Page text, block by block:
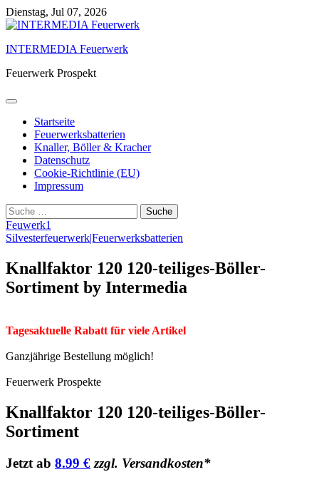
Skip
to
Dienstag, Jul 07, 2026
INTERMEDIA Feuerwerk
Feuerwerk Prospekt
Startseite
Feuerwerksbatterien
Knaller, Böller & Kracher
Datenschutz
Cookie-Richtlinie (EU)
Impressum
Suche
nach:
Feuwerk1
Silvesterfeuerwerk|Feuerwerksbatterien
Knallfaktor 120 120-teiliges-Böller-
Sortiment by Intermedia
Tagesaktuelle Rabatt für viele Artikel
Ganzjährige Bestellung möglich!
Feuerwerk Prospekte
Knallfaktor 120 120-teiliges-Böller-
Sortiment
Jetzt ab 8.99 € zzgl. Versandkosten*